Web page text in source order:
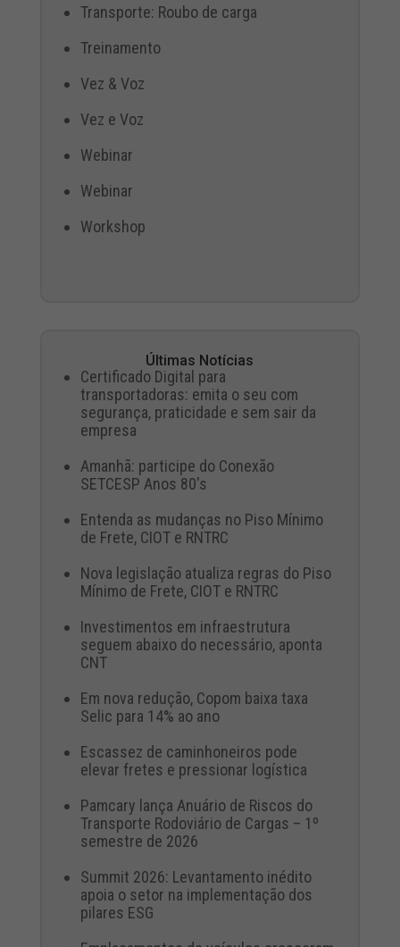
Transporte: Roubo de carga
Treinamento
Vez & Voz
Vez e Voz
Webinar
Webinar
Workshop
Últimas Notícias
Certificado Digital para
transportadoras: emita o seu com
segurança, praticidade e sem sair da
empresa
Amanhã: participe do Conexão
SETCESP Anos 80's
Entenda as mudanças no Piso Mínimo
de Frete, CIOT e RNTRC
Nova legislação atualiza regras do Piso
Mínimo de Frete, CIOT e RNTRC
Investimentos em infraestrutura
seguem abaixo do necessário, aponta
CNT
Em nova redução, Copom baixa taxa
Selic para 14% ao ano
Escassez de caminhoneiros pode
elevar fretes e pressionar logística
Pamcary lança Anuário de Riscos do
Transporte Rodoviário de Cargas – 1º
semestre de 2026
Summit 2026: Levantamento inédito
apoia o setor na implementação dos
pilares ESG